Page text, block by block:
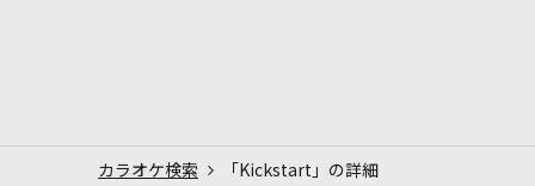
カラオケ検索 「Kickstart」の詳細